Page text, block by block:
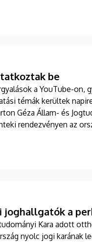
be
a YouTube-
témák kerültek
Géza Állam- és
rendezvényen az
be eredményeiket.
joghallgatók a
Kara adott
nyolc jogi karának